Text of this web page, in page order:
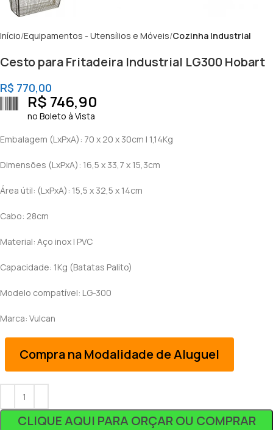
Início Equipamentos - Utensílios e Móveis Cozinha Industrial
Cesto para Fritadeira Industrial LG300 Hobart
R$ 770,00
R$ 746,90
no Boleto à Vista
Embalagem (LxPxA): 70 x 20 x 30cm | 1,14Kg
Dimensões (LxPxA): 16,5 x 33,7 x 15,3cm
Área útil: (LxPxA): 15,5 x 32,5 x 14cm
Cabo: 28cm
Material: Aço inox | PVC
Capacidade: 1Kg (Batatas Palito)
Modelo compatível: LG-300
Marca: Vulcan
Compra na Modalidade de Aluguel
CLIQUE AQUI PARA ORÇAR OU COMPRAR